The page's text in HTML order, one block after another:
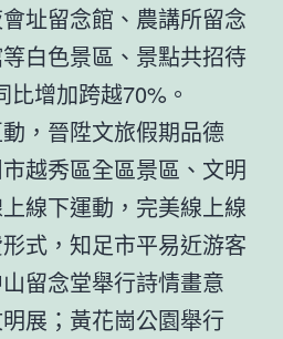
址留念館、農講所留念
白色景區、景點共招待
增加跨越70%。
，晉陞文旅假期品德
越秀區全區景區、文明
線下運動，完美線上線
式，知足市平易近游客
留念堂舉行詩情畫意
展；黃花崗公園舉行